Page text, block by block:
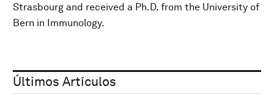
Strasbourg and received a Ph.D. from the University of
Bern in Immunology.
Últimos Artículos